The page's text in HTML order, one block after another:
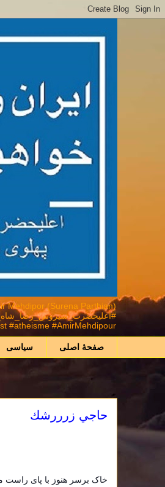
#atheisme #AmirMehdipour
صفحهٔ اصلی سیاسی
حاجي زرررشك
خاک برسر هنوز با پای راست